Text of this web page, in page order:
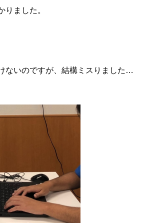
りました。
ないのですが、結構ミスりました…